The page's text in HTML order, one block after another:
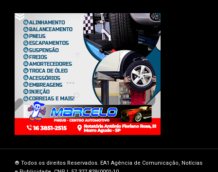
®️ Todos os direitos Reservados. EA1 Agência de Comunicação, Notícias